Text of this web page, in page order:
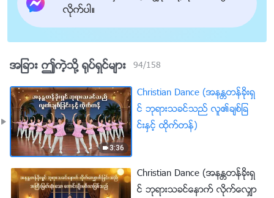
လိုက္ပါ။
အျခား ဤကဲ့သို႔ ႐ုပ္ရွင္မ်ား 94/158
3:36
Christian Dance (အနႏၲတန္ခိုးရွ
င္ ဘုရားသခင္သည္ လူ၏ခ်စ္ျခ
င္းႏွင့္ ထိုက္တန္)
Christian Dance (အနႏၲတန္ခိုးရွ
င္ ဘုရားသခင္ေနာက္ လိုက္ေလွ်ာ